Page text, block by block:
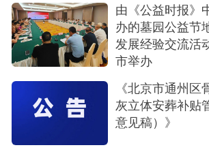
由《公益时报》
办的墓园公益节
发展经验交流活
市举办
《北京市通州区
灰立体安葬补贴
意见稿）》